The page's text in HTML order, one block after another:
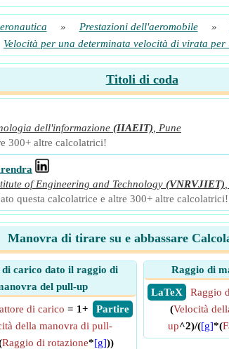
» Prestazioni dell'aeromobile »
Velocità per una determinata velocità di virata
Titoli di coda
dell'informazione (IIAEIT)
Pune
300+ altre calcolatrici!
of Engineering and Technology (VNRVJIET)
questa calcolatrice e altre 300+ altre calcolatrici!
Manovra di tirare su e abbassare
carico dato il raggio di
del pull-up
​ Partire
di carico = 1+
della manovra di pull-
Raggio di rotazione*[g]))
Raggio di
​ LaTeX
Raggio
(Velocità
up^2)/([g]*(